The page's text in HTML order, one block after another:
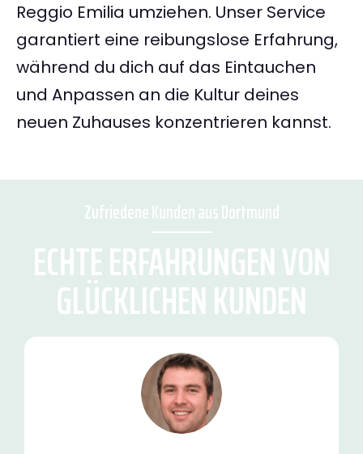
Reggio Emilia umziehen. Unser Service
garantiert eine reibungslose Erfahrung,
während du dich auf das Eintauchen
und Anpassen an die Kultur deines
neuen Zuhauses konzentrieren kannst.
Zufriedene Kunden aus Dortmund
ECHTE ERFAHRUNGEN VON
GLÜCKLICHEN KUNDEN